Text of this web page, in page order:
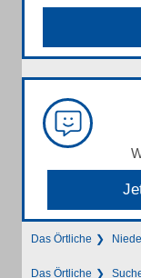
Das Örtliche
Das Örtliche